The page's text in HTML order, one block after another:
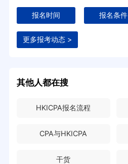
报名时间 报名条件
更多报考动态 >
其他人都在搜
HKICPA报名流程
CPA与HKICPA
干货